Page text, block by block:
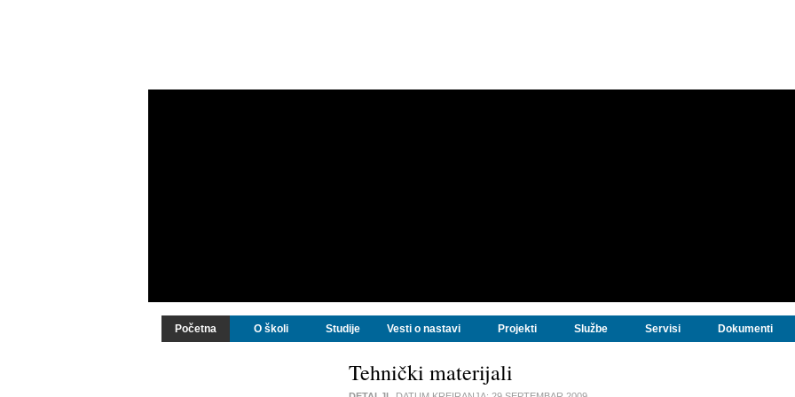
Početna O školi Studije Vesti o nastavi Projekti Službe Servisi Dokumenti
Tehnički materijali